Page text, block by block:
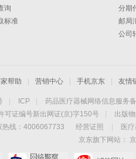
询
标准
分期
邮局
公司
帮助 营销中心 手机京东 友情
ICP 药品医疗器械网络信息服务
可证编号新出网证(京)字150号
出版
热线：4006067733 经营证照 医
京东旗下网站：